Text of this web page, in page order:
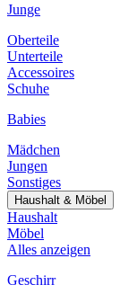
Junge
Oberteile
Unterteile
Accessoires
Schuhe
Babies
Mädchen
Jungen
Sonstiges
Haushalt & Möbel
Haushalt
Möbel
Alles anzeigen
Geschirr